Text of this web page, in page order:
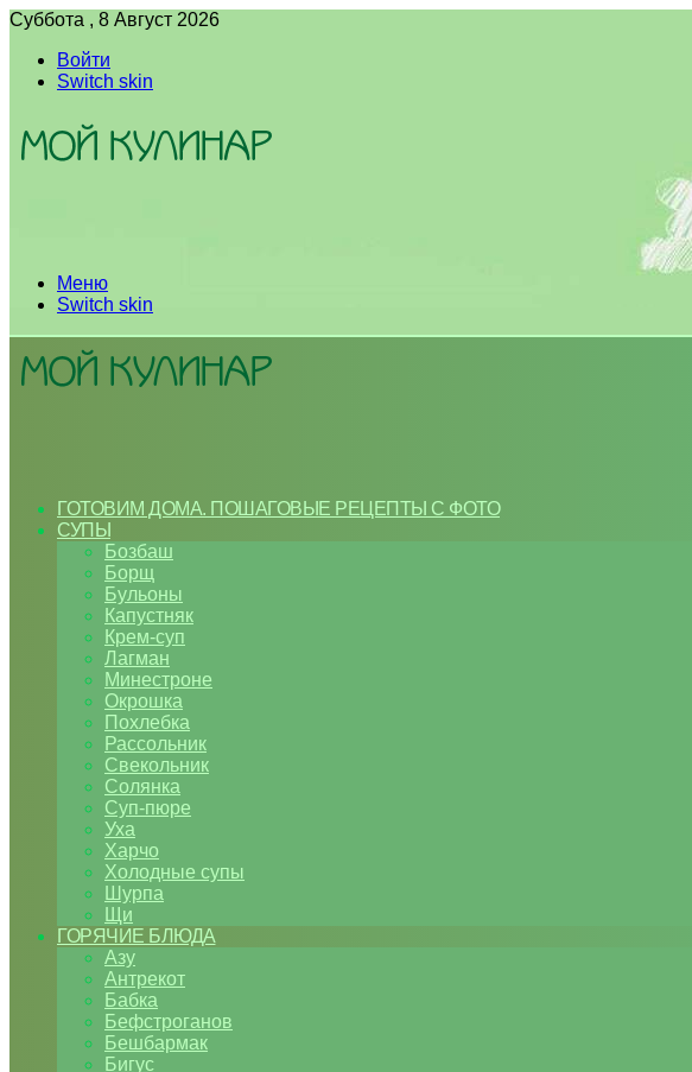
Суббота , 8 Август 2026
Войти
Switch skin
Меню
Switch skin
ГОТОВИМ ДОМА. ПОШАГОВЫЕ РЕЦЕПТЫ С ФОТО
СУПЫ
Бозбаш
Борщ
Бульоны
Капустняк
Крем-суп
Лагман
Минестроне
Окрошка
Похлебка
Рассольник
Свекольник
Солянка
Суп-пюре
Уха
Харчо
Холодные супы
Шурпа
Щи
ГОРЯЧИЕ БЛЮДА
Азу
Антрекот
Бабка
Бефстроганов
Бешбармак
Бигус